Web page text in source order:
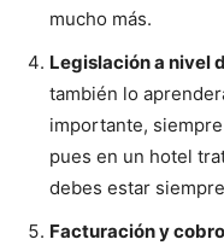
mucho más.
Legislación a nivel
también lo
importante,
pues en un hotel
debes estar
Facturación y